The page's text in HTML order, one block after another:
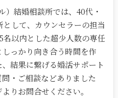
結婚相談所では、40代・
して、カウンセラーの担当
以内とした超少人数の専任
っかり向き合う時間を作
結果に繋げる婚活サポート
・ご相談などありました
りお問合せください。